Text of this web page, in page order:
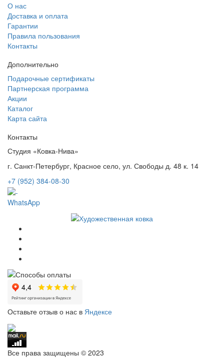
О нас
Доставка и оплата
Гарантии
Правила пользования
Контакты
Дополнительно
Подарочные сертификаты
Партнерская программа
Акции
Каталог
Карта сайта
Контакты
Студия «Ковка-Нива»
г. Санкт-Петербург, Красное село, ул. Свободы д. 48 к. 14
+7 (952) 384-08-30
WhatsApp
Оставьте отзыв о нас в Яндексе
Все права защищены © 2023